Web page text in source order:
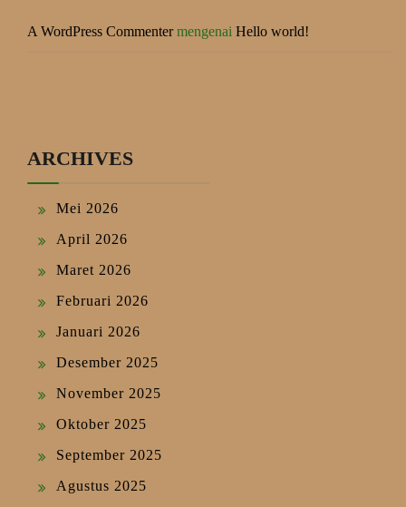
A WordPress Commentermengenai Hello world!
ARCHIVES
Mei 2026
April 2026
Maret 2026
Februari 2026
Januari 2026
Desember 2025
November 2025
Oktober 2025
September 2025
Agustus 2025